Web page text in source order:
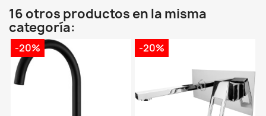
16 otros productos en la misma
categoría:
-20% -20%